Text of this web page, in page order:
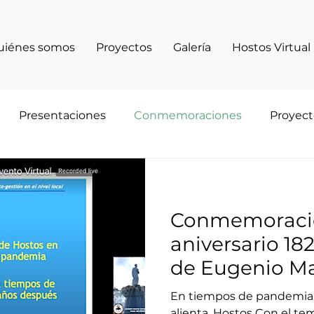
somos Proyectos Galería Hostos Virtual
Presentaciones Conmemoraciones
aniversario
de Eugenio
en Mayagüez
En tiempos de